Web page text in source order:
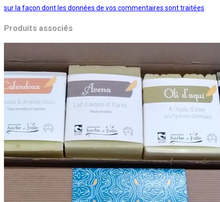
sur la façon dont les données de vos commentaires sont traitées
Produits associés